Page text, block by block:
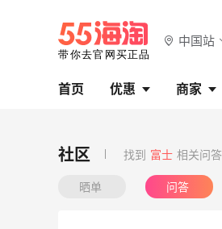
中国站
首页 优惠 商家
找到 富士 相关问答
晒单 问答